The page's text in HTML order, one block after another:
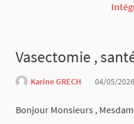
Vasectomie ,
Karine GRECH 04/05/2026
Bonjour Monsieurs ,